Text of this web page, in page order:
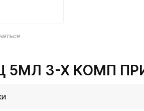
5МЛ 3-Х КОМП